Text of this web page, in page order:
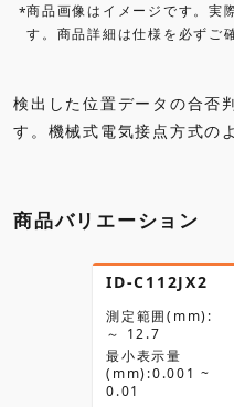
*商品画像はイメージです。実
す。商品詳細は仕様を必ずご
検出した位置データの合否
商品バリエーション
ID-C112JX2
測定範囲(mm):
～ 12.7
最小表示量
(mm):0.001 ~
0.01